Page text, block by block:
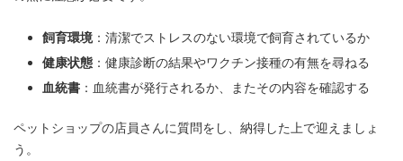
飼育環境 ：清潔でストレスのない環境で飼育されているか
健康状態 ：健康診断の結果やワクチン接種の有無を尋ねる
血統書 ：血統書が発行されるか、またその内容を確認する
ペットショップの店員さんに質問をし、納得した上で迎えましょ
う。